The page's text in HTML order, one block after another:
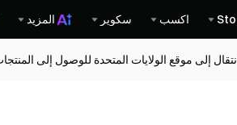
اكسب سكوير المزيد
إلى موقع الولايات المتحدة للوصول إلى